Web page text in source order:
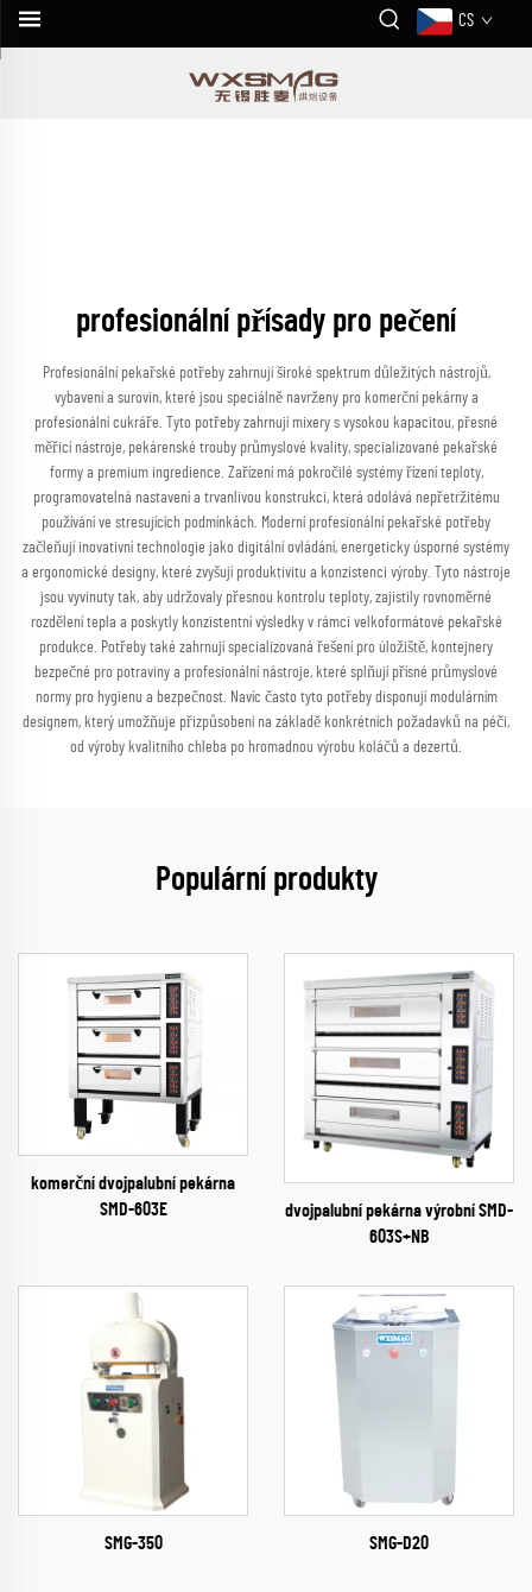
CS
profesionální přísady pro pečení
Profesionální pekařské potřeby zahrnují široké spektrum důležitých nástrojů,
vybavení a surovin, které jsou speciálně navrženy pro komerční pekárny a
profesionální cukráře. Tyto potřeby zahrnují mixery s vysokou kapacitou, přesné
měřicí nástroje, pekárenské trouby průmyslové kvality, specializované pekařské
formy a premium ingredience. Zařízení má pokročilé systémy řízení teploty,
programovatelná nastavení a trvanlivou konstrukci, která odolává nepřetržitému
používání ve stresujících podmínkách. Moderní profesionální pekařské potřeby
začleňují inovativní technologie jako digitální ovládání, energeticky úsporné systémy
a ergonomické designy, které zvyšují produktivitu a konzistenci výroby. Tyto nástroje
jsou vyvinuty tak, aby udržovaly přesnou kontrolu teploty, zajistily rovnoměrné
rozdělení tepla a poskytly konzistentní výsledky v rámci velkoformátové pekařské
produkce. Potřeby také zahrnují specializovaná řešení pro úložiště, kontejnery
bezpečné pro potraviny a profesionální nástroje, které splňují přísné průmyslové
normy pro hygienu a bezpečnost. Navíc často tyto potřeby disponují modulárním
designem, který umožňuje přizpůsobení na základě konkrétních požadavků na péči,
od výroby kvalitního chleba po hromadnou výrobu koláčů a dezertů.
Populární produkty
komerční dvojpalubní pekárna
SMD-603E
dvojpalubní pekárna výrobní SMD-
603S+NB
SMG-350 SMG-D20